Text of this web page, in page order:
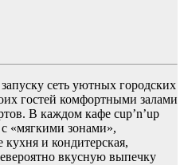
сеть уютных городских
гостей комфортными залами
В каждом кафе cup’n’up
с «мягкими зонами»,
и кондитерская,
вкусную выпечку